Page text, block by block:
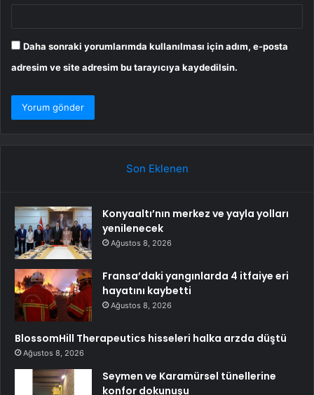
Daha sonraki yorumlarımda kullanılması için adım, e-posta
adresim ve site adresim bu tarayıcıya kaydedilsin.
Son Eklenen
Konyaaltı’nın merkez ve yayla yolları
yenilenecek
Ağustos 8, 2026
Fransa’daki yangınlarda 4 itfaiye eri
hayatını kaybetti
Ağustos 8, 2026
BlossomHill Therapeutics hisseleri halka arzda düştü
Ağustos 8, 2026
Seymen ve Karamürsel tünellerine
konfor dokunuşu